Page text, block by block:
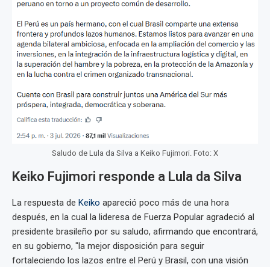
Saludo de Lula da Silva a Keiko Fujimori. Foto: X
Keiko Fujimori responde a Lula da Silva
La respuesta de Keiko apareció poco más de una hora
después, en la cual la lideresa de Fuerza Popular agradeció al
presidente brasileño por su saludo, afirmando que encontrará,
en su gobierno, "la mejor disposición para seguir
fortaleciendo los lazos entre el Perú y Brasil, con una visión